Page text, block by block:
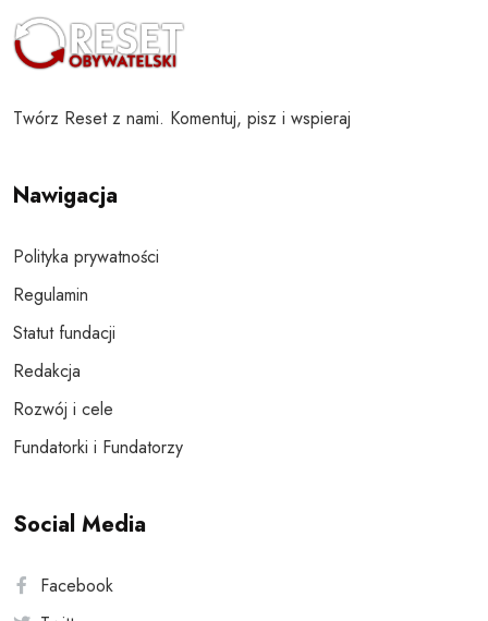
Twórz Reset z nami. Komentuj, pisz i wspieraj
Nawigacja
Polityka prywatności
Regulamin
Statut fundacji
Redakcja
Rozwój i cele
Fundatorki i Fundatorzy
Social Media
Facebook